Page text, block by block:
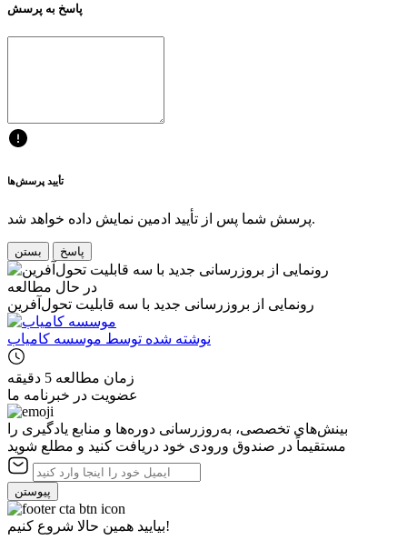
پاسخ به پرسش
تأیید پرسش‌ها
پرسش شما پس از تأیید ادمین نمایش داده خواهد شد.
بستن پاسخ
در حال مطالعه
رونمایی از بروزرسانی جدید با سه قابلیت تحول‌آفرین
نوشته شده توسط موسسه کامیاب
زمان مطالعه 5 دقیقه
عضویت در خبرنامه ما
بینش‌های تخصصی، به‌روزرسانی دوره‌ها و منابع یادگیری را
مستقیماً در صندوق ورودی خود دریافت کنید و مطلع شوید
پیوستن
بیایید همین حالا شروع کنیم!